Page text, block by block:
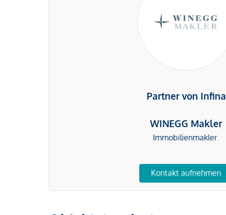
Partner von Infina
WINEGG Makler
Immobilienmakler
Kontakt aufnehmen